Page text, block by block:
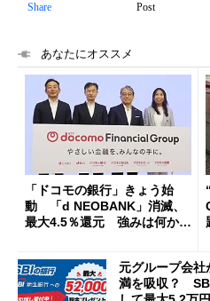
Share Post
あなたにオススメ
「ドコモの銀行」きょう始
動 「d NEOBANK」消滅、
最大4.5％還元 強みは何か解
元グループ会
満を吸収？